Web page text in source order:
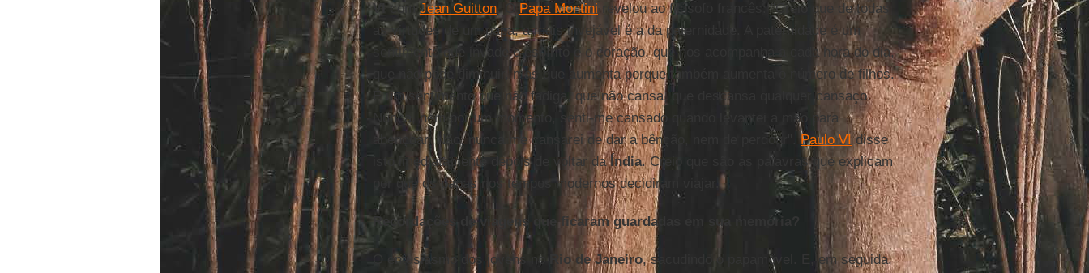
VI comJean Guitton. O Papa Montini revelou ao filósofo francês: "Creio que de todas
as virtudes de um papa, a mais invejável é a da paternidade. A paternidade é um
sentimento que invade o espírito e o coração, que nos acompanha a cada hora do dia,
que não pode diminuir, mas que aumenta porque também aumenta o número de filhos.
É um sentimento que não fadiga, que não cansa, que descansa qualquer cansaço.
Nunca, nem por um momento, senti-me cansado quando levantei a mão para
abençoar. Não, nunca me cansarei de dar a bênção, nem de perdoar". Paulo VIdisse
isto imediatamente depois de voltar daÍndia. Creio que são as palavras que explicam
por que os papas nos tempos modernos decidiram viajar.
Recordações de viagens que ficaram guardadas em sua memória?
O entusiasmo dos jovens no Rio de Janeiro, sacudindo o papamóvel. E, em seguida,